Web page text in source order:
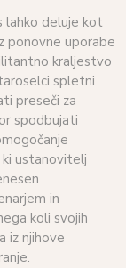
lahko deluje kot
ponovne uporabe
kraljestvo
spletni
preseči za
spodbujati
ustanovitelj
in
koli svojih
iz njihove